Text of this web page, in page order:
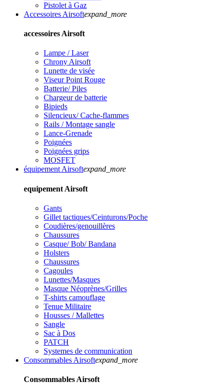
Pistolet à Gaz
Accessoires Airsoftexpand_more
accessoires Airsoft
Lampe / Laser
Chrony Airsoft
Lunette de visée
Viseur Point Rouge
Batterie/ Piles
Chargeur de batterie
Bipieds
Silencieux/ Cache-flammes
Rails / Montage sangle
Lance-Grenade
Poignées
Poignées grips
MOSFET
équipement Airsoftexpand_more
equipement Airsoft
Gants
Gillet tactiques/Ceinturons/Poche
Coudières/genouillères
Chaussures
Casque/ Bob/ Bandana
Holsters
Chaussures
Cagoules
Lunettes/Masques
Masque Néoprènes/Grilles
T-shirts camouflage
Tenue Militaire
Housses / Mallettes
Sangle
Sac à Dos
PATCH
Systemes de communication
Consommables Airsoftexpand_more
Consommables Airsoft